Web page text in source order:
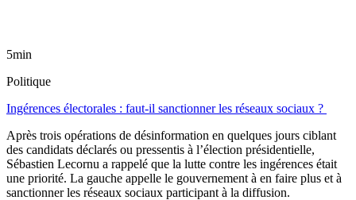
5min
Politique
Ingérences électorales : faut-il sanctionner les réseaux sociaux ?
Après trois opérations de désinformation en quelques jours ciblant
des candidats déclarés ou pressentis à l’élection présidentielle,
Sébastien Lecornu a rappelé que la lutte contre les ingérences était
une priorité. La gauche appelle le gouvernement à en faire plus et à
sanctionner les réseaux sociaux participant à la diffusion.